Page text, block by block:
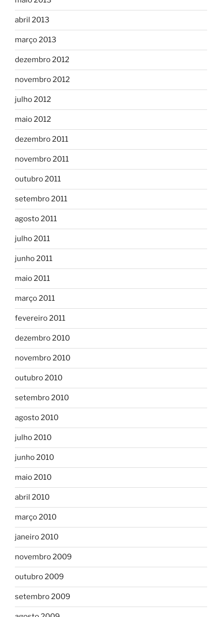
abril 2013
março 2013
dezembro 2012
novembro 2012
julho 2012
maio 2012
dezembro 2011
novembro 2011
outubro 2011
setembro 2011
agosto 2011
julho 2011
junho 2011
maio 2011
março 2011
fevereiro 2011
dezembro 2010
novembro 2010
outubro 2010
setembro 2010
agosto 2010
julho 2010
junho 2010
maio 2010
abril 2010
março 2010
janeiro 2010
novembro 2009
outubro 2009
setembro 2009